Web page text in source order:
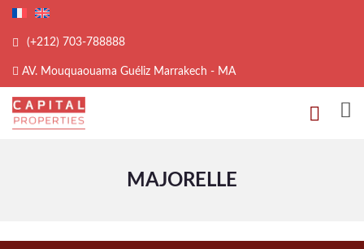
(+212) 703-788888
AV. Mouquaouama Guéliz Marrakech - MA
MAJORELLE